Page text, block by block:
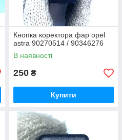
Кнопка коректора фар opel
astra 90270514 / 90346276
В наявності
250 ₴
Купити